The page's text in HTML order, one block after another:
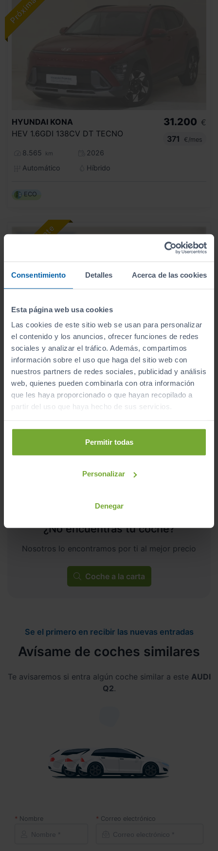
Consentimiento Detalles Acerca de las cookies
Esta página web usa cookies
Las cookies de este sitio web se usan para personalizar
el contenido y los anuncios, ofrecer funciones de redes
sociales y analizar el tráfico. Además, compartimos
información sobre el uso que haga del sitio web con
nuestros partners de redes sociales, publicidad y análisis
web, quienes pueden combinarla con otra información
que les haya proporcionado o que hayan recopilado a
partir del uso que haya hecho de sus servicios.
Permitir todas
Personalizar
Denegar
HYUNDAI KONA
HEV 1.6GDI 138CV DT TECNO
8.565 km
2026
Automático
Híbrido
31.200 €
371
€/mes
ECO
HYUNDAI KONA
HEV 1.6GDI 138CV DT TECNO
8.565 km
2026
31.900 €
379
€/mes
¿No encuentras tu coche?
Nosotros lo encontramos por ti al mejor precio
Coche a la carta
Se el primero en recibir las nuevas entradas
Avísame de coches similares
Te avisaremos si entra algún coche similar a este AUDI
Q2.
Nombre Correo electrónico